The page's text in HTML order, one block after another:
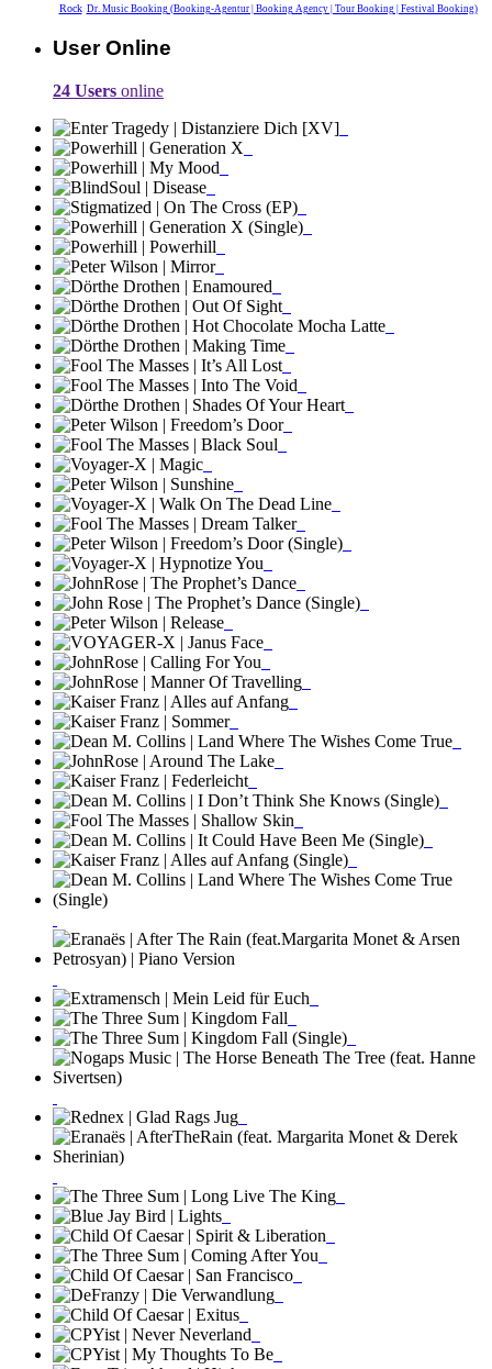
Rock Dr. Music Booking (Booking-Agentur | Booking Agency | Tour Booking | Festival Booking)
User Online
24 Users online